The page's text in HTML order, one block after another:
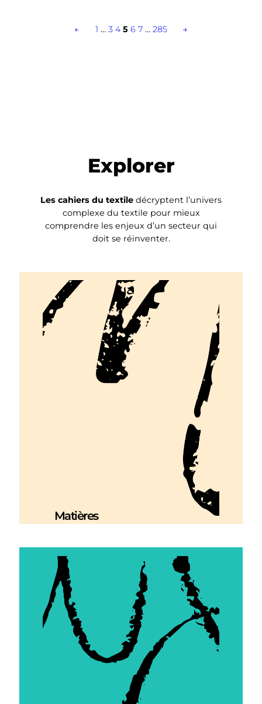
← 1 … 3 4 5 6 7 … 285 →
Explorer
Les cahiers du textile décryptent l’univers
complexe du textile pour mieux
comprendre les enjeux d’un secteur qui
doit se réinventer.
Matières